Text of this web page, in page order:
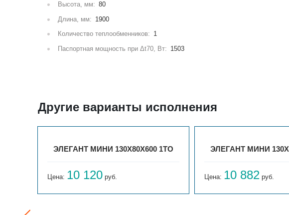
Высота, мм: 80
Длина, мм: 1900
Количество теплообменников: 1
Паспортная мощность при Δt70, Вт: 1503
Другие варианты исполнения
ЭЛЕГАНТ МИНИ 130X80X600 1ТО
Цена: 10 120 руб.
ЭЛЕГАНТ МИНИ
Цена: 10 882 руб.